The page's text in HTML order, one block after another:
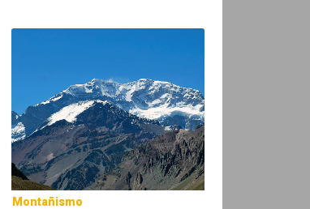
Montañismo